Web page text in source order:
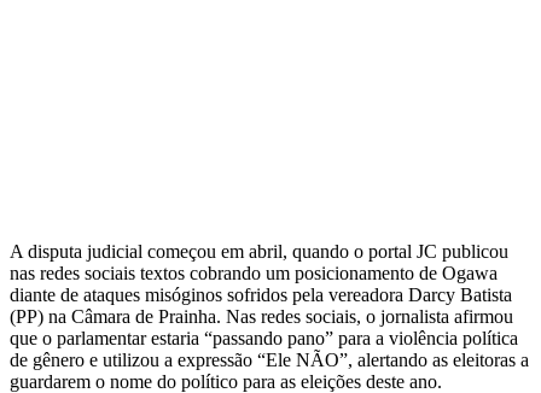
A disputa judicial começou em abril, quando o portal JC publicou
nas redes sociais textos cobrando um posicionamento de Ogawa
diante de ataques misóginos sofridos pela vereadora Darcy Batista
(PP) na Câmara de Prainha. Nas redes sociais, o jornalista afirmou
que o parlamentar estaria “passando pano” para a violência política
de gênero e utilizou a expressão “Ele NÃO”, alertando as eleitoras a
guardarem o nome do político para as eleições deste ano.